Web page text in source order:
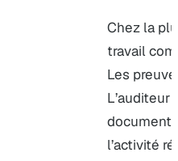
Chez la
travail
Les
L’auditeur
l’activité